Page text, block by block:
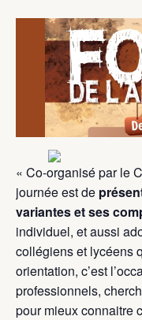
« Co-organisé par le
journée est de
variantes et ses
individuel, et aussi
collégiens et lycéens
orientation, c’est
professionnels,
pour mieux connaitre